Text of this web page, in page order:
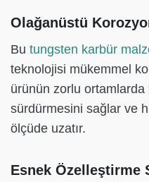
Olağanüstü
Bu tungsten karbür
teknolojisi mükemmel
ürünün zorlu ortamlarda
sürdürmesini sağlar ve
ölçüde uzatır.
Esnek Özelleştirme